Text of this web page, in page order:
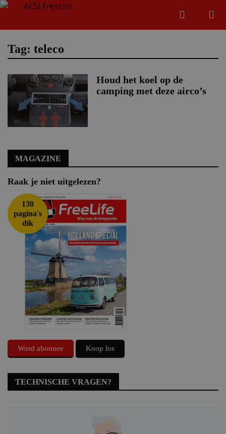
Zoeken
Tag: teleco
Houd het koel op de
camping met deze airco’s
MAGAZINE
Raak je niet uitgelezen?
130
pagina's
dik
Word abonnee Koop los
TECHNISCHE VRAGEN?